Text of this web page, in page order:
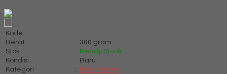
Kode :
-
Berat
:
300 gram
Stok
:
Ready Stock
Kondisi
:
Baru
Kategori
:
Kursi Kantor